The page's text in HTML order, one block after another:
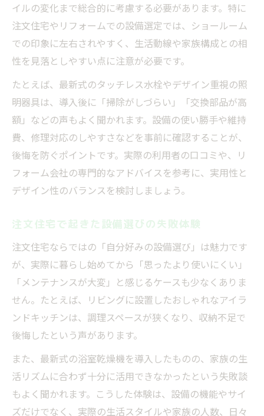
見た目重視が招く住まいの失敗例を解説
見た目重視で失敗した住まいの実例紹介
おしゃれ設備で後悔した失敗エピソード集
注文住宅で発生しがちな失敗の傾向分析
間取りやお風呂の失敗例から学ぶ教訓
失敗体験から導く設備選びの注意点
維持が大変？設備選びで注意すべき点
維持が負担になる設備選びの失敗実例
失敗しやすい最新設備のメンテナンス注意
おしゃれ重視で維持費が増える失敗パター
注文住宅で気を付けたい失敗の盲点とは
日常使いで後悔した設備の失敗ポイント
暮らしやすさと失敗の境界線を知るヒント
暮らしやすさを損なう失敗の分岐点を解説
おしゃれと実用性のバランスで失敗しない
失敗しやすい設備選びのチェックポイント
間取りや設備の失敗を防ぐ視点を持つ
本当に必要な設備とは何かを考える
失敗しないための本当に必要な設備の見極
イルの変化まで総合的に考慮する必要があります。特に
注文住宅やリフォームでの設備選定では、ショールーム
での印象に左右されやすく、生活動線や家族構成との相
性を見落としやすい点に注意が必要です。
たとえば、最新式のタッチレス水栓やデザイン重視の照
明器具は、導入後に「掃除がしづらい」「交換部品が高
額」などの声もよく聞かれます。設備の使い勝手や維持
費、修理対応のしやすさなどを事前に確認することが、
後悔を防ぐポイントです。実際の利用者の口コミや、リ
フォーム会社の専門的なアドバイスを参考に、実用性と
デザイン性のバランスを検討しましょう。
注文住宅で起きた設備選びの失敗体験
注文住宅ならではの「自分好みの設備選び」は魅力です
が、実際に暮らし始めてから「思ったより使いにくい」
「メンテナンスが大変」と感じるケースも少なくありま
せん。たとえば、リビングに設置したおしゃれなアイラ
ンドキッチンは、調理スペースが狭くなり、収納不足で
後悔したという声があります。
また、最新式の浴室乾燥機を導入したものの、家族の生
活リズムに合わず十分に活用できなかったという失敗談
もよく聞かれます。こうした体験は、設備の機能やサイ
ズだけでなく、実際の生活スタイルや家族の人数、日々